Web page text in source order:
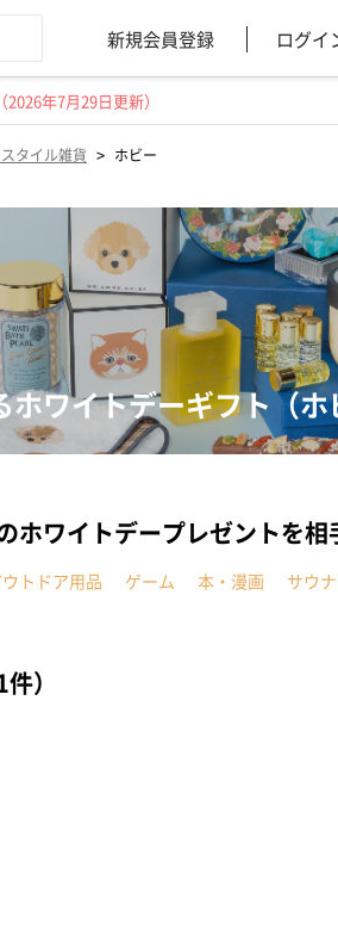
新規会員登録 ログイ
年7月29日更新）
タイル雑貨 > ホビー
ホワイトデーギフト（
ホワイトデープレゼントを
トドア用品 ゲーム 本・漫画 サウ
）